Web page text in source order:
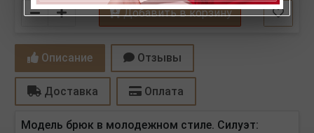
Количество Добавить в корзину
Описание Отзывы
Доставка Оплата
Модель брюк в молодежном стиле. Силуэт: